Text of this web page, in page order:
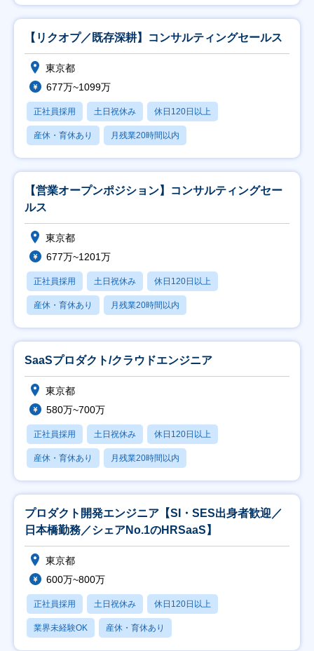
【リクオプ／既存深耕】コンサルティングセールス
東京都
677万~1099万
正社員採用 土日祝休み 休日120日以上
産休・育休あり 月残業20時間以内
【営業オープンポジション】コンサルティングセー
ルス
東京都
677万~1201万
正社員採用 土日祝休み 休日120日以上
産休・育休あり 月残業20時間以内
SaaSプロダクト/クラウドエンジニア
東京都
580万~700万
正社員採用 土日祝休み 休日120日以上
産休・育休あり 月残業20時間以内
プロダクト開発エンジニア【SI・SES出身者歓迎／
日本橋勤務／シェアNo.1のHRSaaS】
東京都
600万~800万
正社員採用 土日祝休み 休日120日以上
業界未経験OK 産休・育休あり